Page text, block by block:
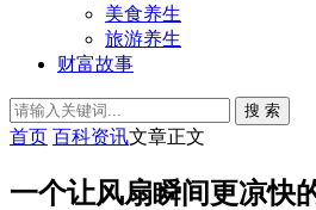
美食养生
旅游养生
财富故事
搜 索
首页 百科资讯文章正文
一个让风扇瞬间更凉快